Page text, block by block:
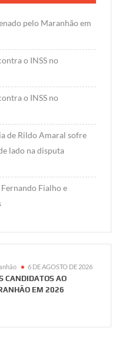
pelo Maranhão em
o INSS no
o INSS no
de Rildo Amaral sofre
lado na disputa
Fialho e
6 DE AGOSTO DE 2026
CANDIDATOS AO
EM 2026